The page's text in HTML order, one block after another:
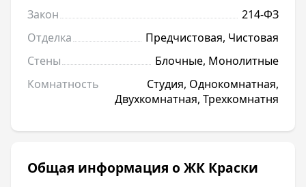
Закон
214-ФЗ
Отделка
Предчистовая, Чистовая
Стены
Блочные, Монолитные
Комнатность
Студия, Однокомнатная,
Двухкомнатная, Трехкомнатня
Общая информация о ЖК Краски